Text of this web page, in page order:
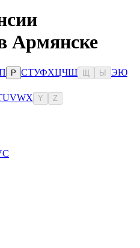
Армянске
Р СТУФХЦЧШ Ы ЭЮ
UVWX Y Z